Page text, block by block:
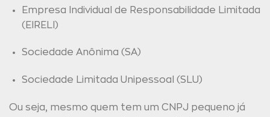
Empresa Individual de Responsabilidade Limitada
(EIRELI)
Sociedade Anônima (SA)
Sociedade Limitada Unipessoal (SLU)
Ou seja, mesmo quem tem um CNPJ pequeno já